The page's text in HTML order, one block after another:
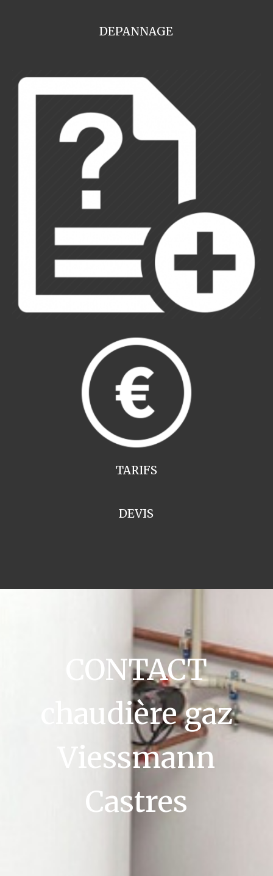
DEPANNAGE
TARIFS
DEVIS
CONTACT
chaudière gaz
Viessmann
Castres